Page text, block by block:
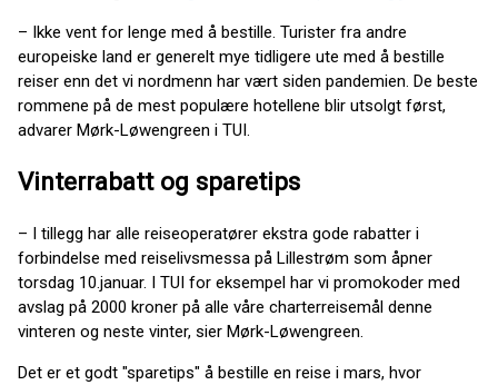
– Ikke vent for lenge med å bestille. Turister fra andre
europeiske land er generelt mye tidligere ute med å bestille
reiser enn det vi nordmenn har vært siden pandemien. De beste
rommene på de mest populære hotellene blir utsolgt først,
advarer Mørk-Løwengreen i TUI.
Vinterrabatt og sparetips
– I tillegg har alle reiseoperatører ekstra gode rabatter i
forbindelse med reiselivsmessa på Lillestrøm som åpner
torsdag 10.januar. I TUI for eksempel har vi promokoder med
avslag på 2000 kroner på alle våre charterreisemål denne
vinteren og neste vinter, sier Mørk-Løwengreen.
Det er et godt "sparetips" å bestille en reise i mars, hvor